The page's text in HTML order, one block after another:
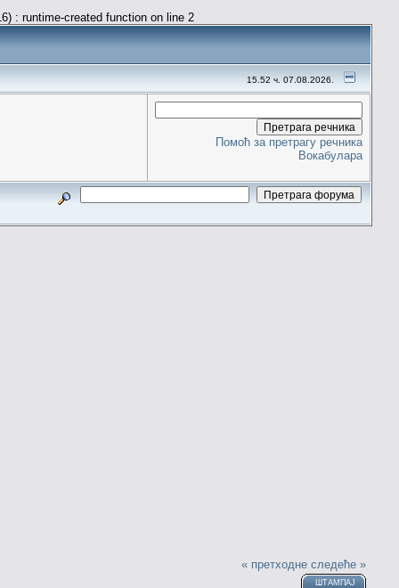
: runtime-created function on line 2
15.52 ч. 07.08.2026.
Помоћ за претрагу речника
Вокабулара
« претходне следеће »
ШТАМПАЈ